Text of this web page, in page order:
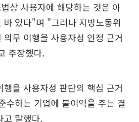
상 사용자에 해당하는 것은 아
바 있다"며 "그러나 지방노동위
무 이행을 사용자성 인정 근거
주장했다.
을 사용자성 판단의 핵심 근거
수하는 기업에 불이익을 주는 결
고 말했다.